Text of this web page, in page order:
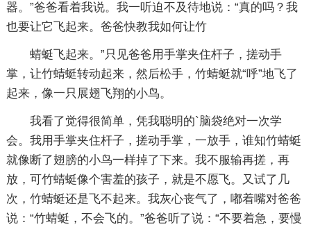
器。”爸爸看着我说。我一听迫不及待地说：“真的吗？我
也要让它飞起来。爸爸快教我如何让竹
蜻蜓飞起来。”只见爸爸用手掌夹住杆子，搓动手
掌，让竹蜻蜓转动起来，然后松手，竹蜻蜓就“呼”地飞了
起来，像一只展翅飞翔的小鸟。
我看了觉得很简单，凭我聪明的`脑袋绝对一次学
会。我用手掌夹住杆子，搓动手掌，一放手，谁知竹蜻蜓
就像断了翅膀的小鸟一样掉了下来。我不服输再搓，再
放，可竹蜻蜓像个害羞的孩子，就是不愿飞。又试了几
次，竹蜻蜓还是飞不起来。我灰心丧气了，嘟着嘴对爸爸
说：“竹蜻蜓，不会飞的。”爸爸听了说：“不要着急，要慢